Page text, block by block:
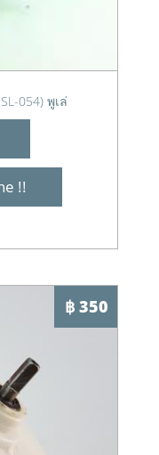
054) พูเล่
!!
฿ 350